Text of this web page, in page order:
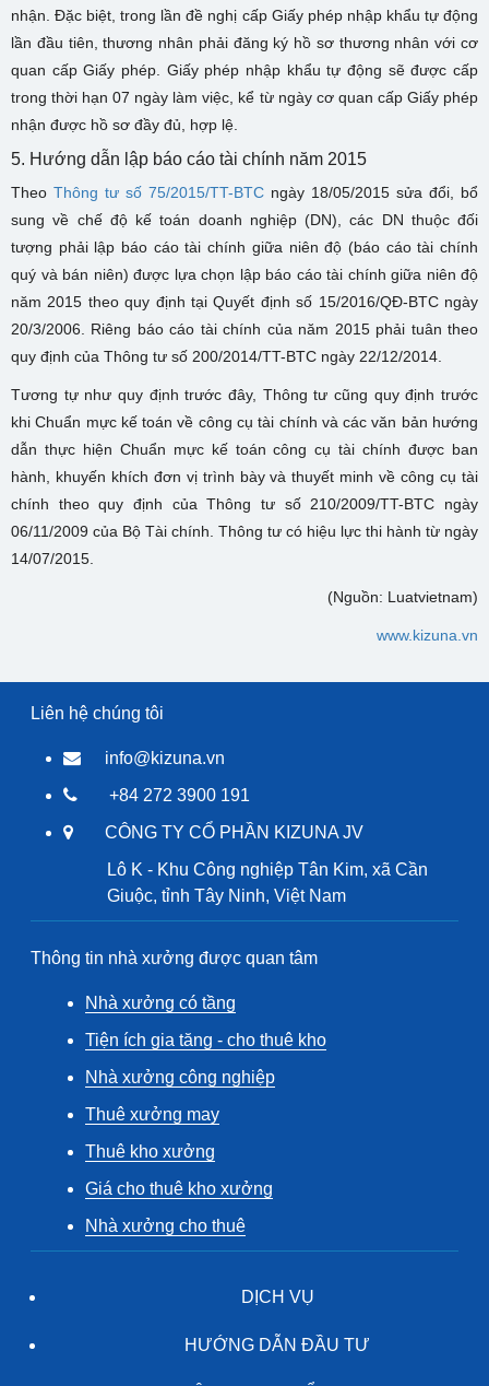
nhận. Đặc biệt, trong lần đề nghị cấp Giấy phép nhập khẩu tự động
lần đầu tiên, thương nhân phải đăng ký hồ sơ thương nhân với cơ
quan cấp Giấy phép. Giấy phép nhập khẩu tự động sẽ được cấp
trong thời hạn 07 ngày làm việc, kể từ ngày cơ quan cấp Giấy phép
nhận được hồ sơ đầy đủ, hợp lệ.
5. Hướng dẫn lập báo cáo tài chính năm 2015
Theo Thông tư số 75/2015/TT-BTC ngày 18/05/2015 sửa đổi, bổ
sung về chế độ kế toán doanh nghiệp (DN), các DN thuộc đối
tượng phải lập báo cáo tài chính giữa niên độ (báo cáo tài chính
quý và bán niên) được lựa chọn lập báo cáo tài chính giữa niên độ
năm 2015 theo quy định tại Quyết định số 15/2016/QĐ-BTC ngày
20/3/2006. Riêng báo cáo tài chính của năm 2015 phải tuân theo
quy định của Thông tư số 200/2014/TT-BTC ngày 22/12/2014.
Tương tự như quy định trước đây, Thông tư cũng quy định trước
khi Chuẩn mực kế toán về công cụ tài chính và các văn bản hướng
dẫn thực hiện Chuẩn mực kế toán công cụ tài chính được ban
hành, khuyến khích đơn vị trình bày và thuyết minh về công cụ tài
chính theo quy định của Thông tư số 210/2009/TT-BTC ngày
06/11/2009 của Bộ Tài chính. Thông tư có hiệu lực thi hành từ ngày
14/07/2015.
(Nguồn: Luatvietnam)
www.kizuna.vn
Liên hệ chúng tôi
info@kizuna.vn
+84 272 3900 191
CÔNG TY CỔ PHẦN KIZUNA JV
Lô K - Khu Công nghiệp Tân Kim, xã Cần
Giuộc, tỉnh Tây Ninh, Việt Nam
Thông tin nhà xưởng được quan tâm
Nhà xưởng có tầng
Tiện ích gia tăng - cho thuê kho
Nhà xưởng công nghiệp
Thuê xưởng may
Thuê kho xưởng
Giá cho thuê kho xưởng
Nhà xưởng cho thuê
DỊCH VỤ
HƯỚNG DẪN ĐẦU TƯ